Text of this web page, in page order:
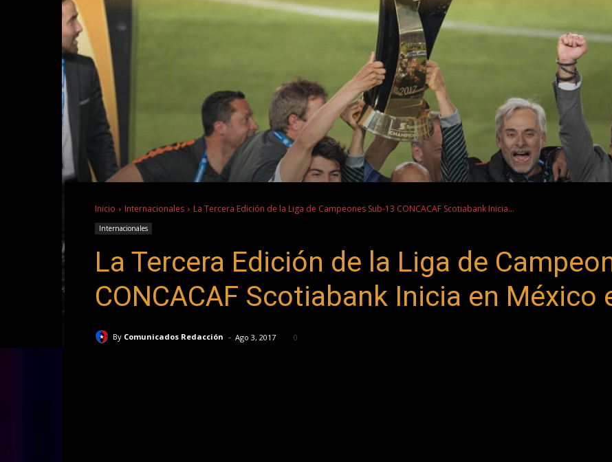
Inicio Internacionales La Tercera Edición de la Liga de Campeones Sub-13 CONCACAF Scotiabank Inicia...
Internacionales
La Tercera Edición de la Liga de
CONCACAF Scotiabank Inicia en México
By Comunicados Redacción - Ago 3, 2017 0